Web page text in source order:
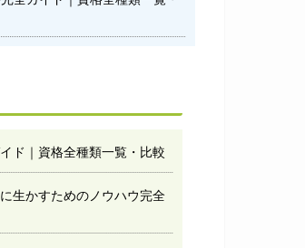
ド｜資格全種類一覧・比較
生かすためのノウハウ完全